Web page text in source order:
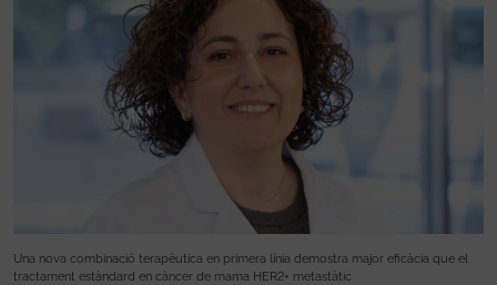
Una nova combinació terapèutica en primera línia demostra major eficàcia que el
tractament estàndard en càncer de mama HER2+ metastàtic